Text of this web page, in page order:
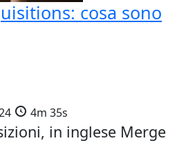
cosa sono
4m 35s
in inglese Merge